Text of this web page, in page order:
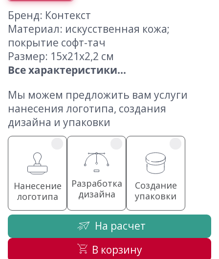
Бренд: Контекст
Материал: искусственная кожа;
покрытие софт-тач
Размер: 15х21х2,2 см
Все характеристики...
Мы можем предложить вам услуги
нанесения логотипа, создания
дизайна и упаковки
Нанесение
логотипа
Разработка
дизайна
Создание
упаковки
На расчет
В корзину